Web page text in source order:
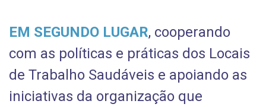
EM SEGUNDO LUGAR, cooperando
com as políticas e práticas dos Locais
de Trabalho Saudáveis e apoiando as
iniciativas da organização que